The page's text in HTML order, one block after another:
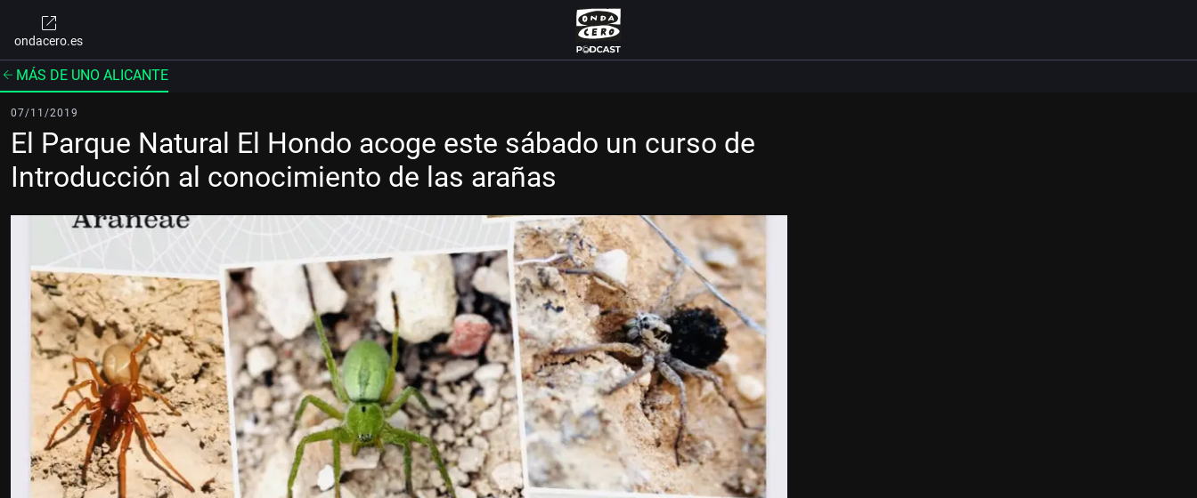
ondacero.es
MÁS DE UNO ALICANTE
07/11/2019
El Parque Natural El Hondo acoge este sábado un curso de
Introducción al conocimiento de las arañas